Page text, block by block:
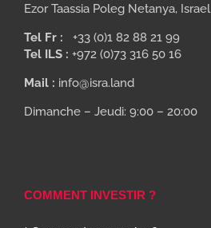
Ezor Taassia Poleg Netanya, Israel
Tel Fr : +33 (0)1 82 88 21 99
Tel ILS : +972 (0)73 316 50 16
Mail : info@isra.land
Dimanche – Jeudi: 9:00 – 20:00
COMMENT INVESTIR ?